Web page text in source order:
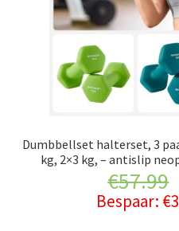
Dumbbellset halterset, 3
kg, 2×3 kg, – antislip
€57.99
Bespaar: €